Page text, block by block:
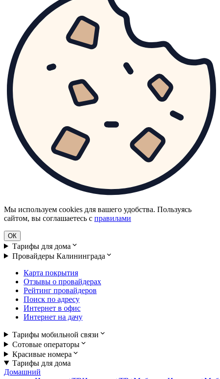
Мы используем cookies для вашего удобства. Пользуясь
сайтом, вы соглашаетесь с правилами
ОК
Тарифы для дома
Провайдеры Калининграда
Карта покрытия
Отзывы о провайдерах
Рейтинг провайдеров
Поиск по адресу
Интернет в офис
Интернет на дачу
Тарифы мобильной связи
Сотовые операторы
Красивые номера
Тарифы для дома
Домашний